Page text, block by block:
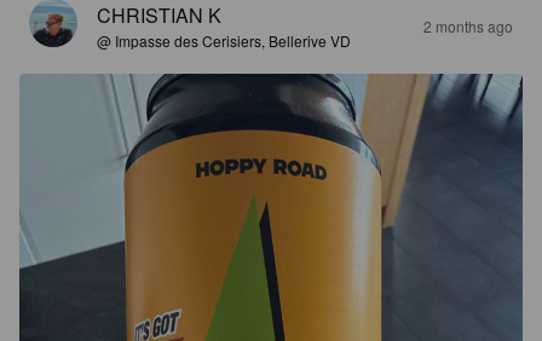
CHRISTIAN K
@ Impasse des Cerisiers, Bellerive VD
2 months ago